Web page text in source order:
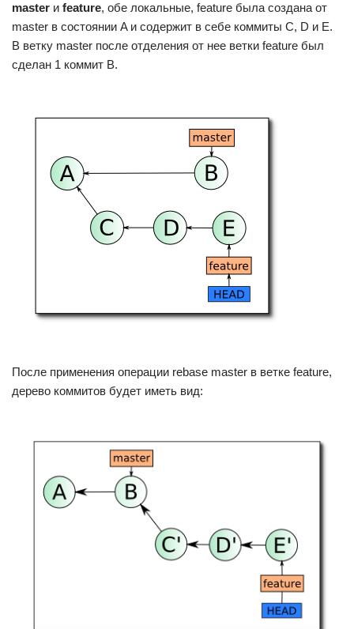
master и feature, обе локальные, feature была создана от
master в состоянии A и содержит в себе коммиты C, D и E.
В ветку master после отделения от нее ветки feature был
сделан 1 коммит B.
После применения операции rebase master в ветке feature,
дерево коммитов будет иметь вид: